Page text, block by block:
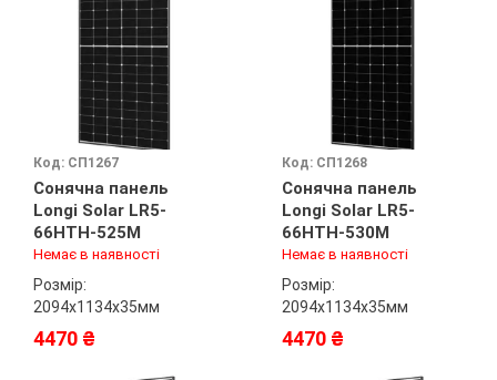
Код: СП1267
Сонячна панель
Longi Solar LR5-
66HTH-525M
Немає в наявності
Розмір:
2094х1134х35мм
4470 ₴
Код: СП1268
Сонячна панель
Longi Solar LR5-
66HTH-530M
Немає в наявності
Розмір:
2094х1134х35мм
4470 ₴